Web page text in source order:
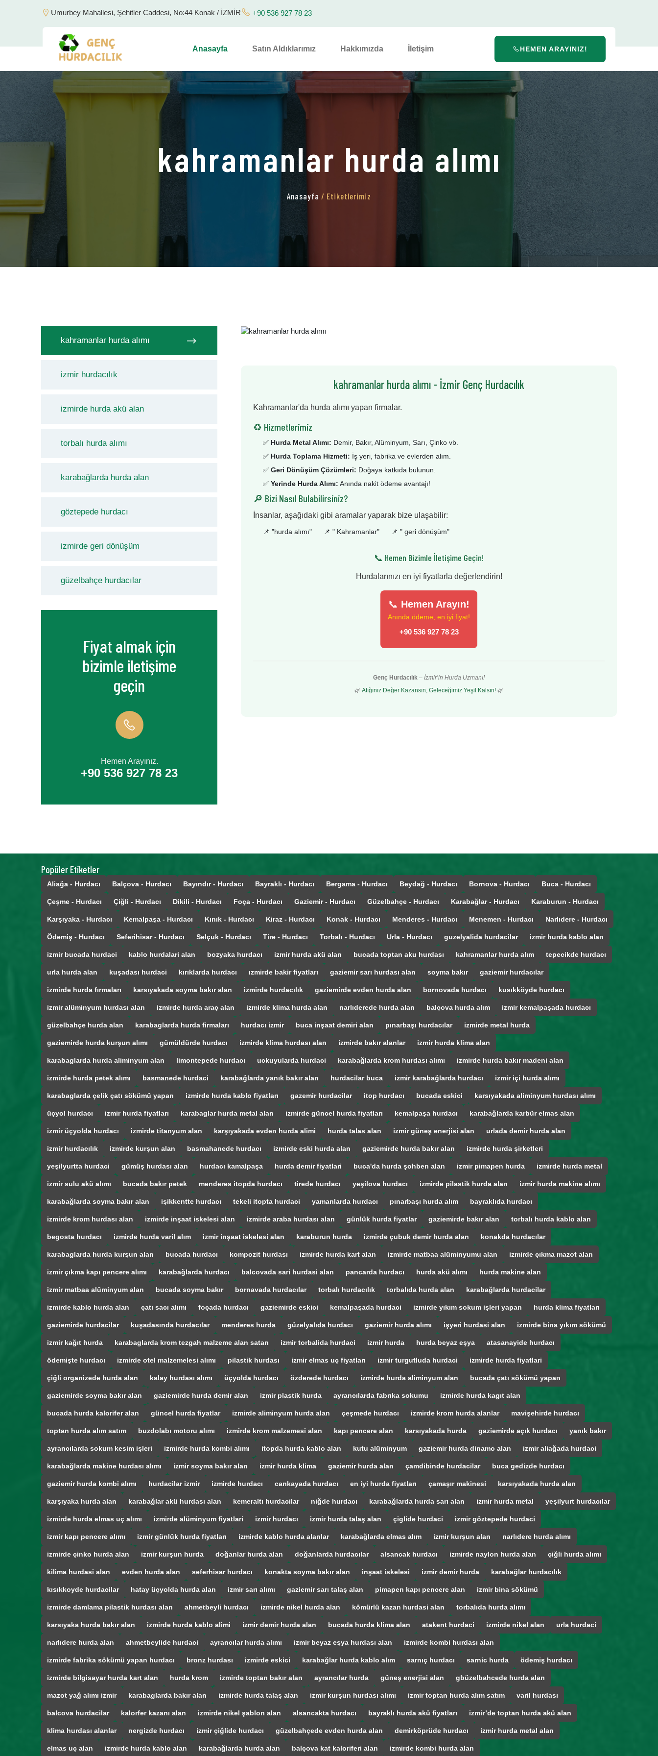
Umurbey Mahallesi, Şehitler Caddesi, No:44 Konak / İZMİR +90 536 927 78 23
Anasayfa Satın Aldıklarımız Hakkımızda İletişim HEMEN ARAYINIZ!
kahramanlar hurda alımı
Anasayfa / Etiketlerimiz
kahramanlar hurda alımı
izmir hurdacılık
izmirde hurda akü alan
torbalı hurda alımı
karabağlarda hurda alan
göztepede hurdacı
izmirde geri dönüşüm
güzelbahçe hurdacılar
Fiyat almak için
bizimle iletişime
geçin
Hemen Arayınız.
+90 536 927 78 23
kahramanlar hurda alımı - İzmir Genç Hurdacılık
Kahramanlar'da hurda alımı yapan firmalar.
♻️ Hizmetlerimiz
✅ Hurda Metal Alımı: Demir, Bakır, Alüminyum, Sarı, Çinko vb.
✅ Hurda Toplama Hizmeti: İş yeri, fabrika ve evlerden alım.
✅ Geri Dönüşüm Çözümleri: Doğaya katkıda bulunun.
✅ Yerinde Hurda Alımı: Anında nakit ödeme avantajı!
🔎 Bizi Nasıl Bulabilirsiniz?
İnsanlar, aşağıdaki gibi aramalar yaparak bize ulaşabilir:
📌 "hurda alımı" 📌 " Kahramanlar" 📌 " geri dönüşüm"
📞 Hemen Bizimle İletişime Geçin!
Hurdalarınızı en iyi fiyatlarla değerlendirin!
📞 Hemen Arayın!
Anında ödeme, en iyi fiyat!
+90 536 927 78 23
Genç Hurdacılık – İzmir’in Hurda Uzmanı!
🌿 Atığınız Değer Kazansın, Geleceğimiz Yeşil Kalsın! 🌿
Popüler Etiketler
Aliağa - Hurdacı Balçova - Hurdacı Bayındır - Hurdacı Bayraklı - Hurdacı Bergama - Hurdacı Beydağ - Hurdacı Bornova - Hurdacı Buca - Hurdacı
Çeşme - Hurdacı Çiğli - Hurdacı Dikili - Hurdacı Foça - Hurdacı Gaziemir - Hurdacı Güzelbahçe - Hurdacı Karabağlar - Hurdacı Karaburun - Hurdacı
Karşıyaka - Hurdacı Kemalpaşa - Hurdacı Kınık - Hurdacı Kiraz - Hurdacı Konak - Hurdacı Menderes - Hurdacı Menemen - Hurdacı Narlıdere - Hurdacı
Ödemiş - Hurdacı Seferihisar - Hurdacı Selçuk - Hurdacı Tire - Hurdacı Torbalı - Hurdacı Urla - Hurdacı guzelyalida hurdacilar izmir hurda kablo alan
izmir bucada hurdaci kablo hurdalari alan bozyaka hurdacı izmir hurda akü alan bucada toptan aku hurdası kahramanlar hurda alım tepecikde hurdacı
urla hurda alan kuşadası hurdaci kırıklarda hurdacı ızmirde bakir fiyatları gaziemir sarı hurdası alan soyma bakır gaziemir hurdacılar
izmirde hurda fırmaları karsıyakada soyma bakır alan izmirde hurdacılık gaziemirde evden hurda alan bornovada hurdacı kusıkköyde hurdacı
izmir alüminyum hurdası alan izmirde hurda araç alan izmirde klima hurda alan narlıderede hurda alan balçova hurda alım izmir kemalpaşada hurdacı
güzelbahçe hurda alan karabaglarda hurda firmaları hurdacı izmir buca inşaat demiri alan pınarbaşı hurdacılar izmirde metal hurda
gaziemirde hurda kurşun alımı gümüldürde hurdacı izmirde klima hurdası alan izmirde bakır alanlar izmir hurda klima alan
karabaglarda hurda aliminyum alan limontepede hurdacı uckuyularda hurdaci karabağlarda krom hurdası alımı izmirde hurda bakır madeni alan
izmirde hurda petek alımı basmanede hurdaci karabağlarda yanık bakır alan hurdacilar buca izmir karabağlarda hurdacı izmir içi hurda alımı
karabaglarda çelik çatı sökümü yapan izmirde hurda kablo fiyatları gazemir hurdacilar itop hurdacı bucada eskici karsıyakada aliminyum hurdası alımı
üçyol hurdacı izmir hurda fiyatları karabaglar hurda metal alan izmirde güncel hurda fiyatları kemalpaşa hurdacı karabağlarda karbür elmas alan
izmir üçyolda hurdacı izmirde titanyum alan karşıyakada evden hurda alimi hurda talas alan izmir güneş enerjisi alan urlada demir hurda alan
izmir hurdacılık izmirde kurşun alan basmahanede hurdacı izmirde eski hurda alan gaziemirde hurda bakır alan izmirde hurda şirketleri
yeşilyurtta hurdaci gümüş hurdası alan hurdacı kamalpaşa hurda demir fiyatlari buca'da hurda şohben alan izmir pimapen hurda izmirde hurda metal
izmir sulu akü alımı bucada bakır petek menderes itopda hurdacı tirede hurdacı yeşilova hurdacı izmirde pilastik hurda alan izmir hurda makine alımı
karabağlarda soyma bakır alan işikkentte hurdacı tekeli itopta hurdaci yamanlarda hurdacı pınarbaşı hurda alım bayraklıda hurdacı
izmirde krom hurdası alan izmirde inşaat iskelesi alan izmirde araba hurdası alan günlük hurda fiyatlar gaziemirde bakır alan torbalı hurda kablo alan
begosta hurdacı izmirde hurda varil alım izmir inşaat iskelesi alan karaburun hurda izmirde çubuk demir hurda alan konakda hurdacılar
karabaglarda hurda kurşun alan bucada hurdacı kompozit hurdası izmirde hurda kart alan izmirde matbaa alüminyumu alan izmirde çıkma mazot alan
izmir çıkma kapı pencere alımı karabağlarda hurdacı balcovada sari hurdasi alan pancarda hurdacı hurda akü alımı hurda makine alan
izmir matbaa alüminyum alan bucada soyma bakır bornavada hurdacılar torbalı hurdacılık torbalıda hurda alan karabağlarda hurdacilar
izmirde kablo hurda alan çatı sacı alımı foçada hurdacı gaziemirde eskici kemalpaşada hurdaci izmirde yıkım sokum işleri yapan hurda klima fiyatları
gaziemirde hurdacilar kuşadasında hurdacılar menderes hurda güzelyalıda hurdacı gaziemir hurda alımı işyeri hurdasi alan izmirde bina yıkım sökümü
izmir kağıt hurda karabaglarda krom tezgah malzeme alan satan izmir torbalida hurdaci izmir hurda hurda beyaz eşya atasanayide hurdacı
ödemişte hurdacı izmirde otel malzemelesi alımı pilastik hurdası izmir elmas uç fiyatları izmir turgutluda hurdaci izmirde hurda fiyatlari
çiğli organizede hurda alan kalay hurdası alımı üçyolda hurdacı özderede hurdacı izmirde hurda aliminyum alan bucada çatı sökümü yapan
gaziemirde soyma bakır alan gaziemirde hurda demir alan izmir plastik hurda ayrancılarda fabrıka sokumu izmirde hurda kagıt alan
bucada hurda kalorifer alan güncel hurda fiyatlar izmirde aliminyum hurda alan çeşmede hurdacı izmirde krom hurda alanlar mavişehirde hurdacı
toptan hurda alım satım buzdolabı motoru alımı izmirde krom malzemesi alan kapı pencere alan karsıyakada hurda gaziemirde açık hurdacı yanık bakır
ayrancılarda sokum kesim işleri izmirde hurda kombi alımı itopda hurda kablo alan kutu alüminyum gaziemir hurda dinamo alan izmir aliağada hurdaci
karabağlarda makine hurdası alımı izmir soyma bakır alan izmir hurda klima gaziemir hurda alan çamdibinde hurdacilar buca gedizde hurdacı
gaziemir hurda kombi alımı hurdacilar izmir izmirde hurdacı cankayada hurdacı en iyi hurda fiyatları çamaşır makinesi karsıyakada hurda alan
karşıyaka hurda alan karabağlar akü hurdası alan kemeraltı hurdacilar niğde hurdacı karabağlarda hurda sarı alan izmir hurda metal yeşilyurt hurdacılar
izmirde hurda elmas uç alımı izmirde alüminyum fiyatlari izmir hurdacı izmir hurda talaş alan çiglide hurdaci izmir göztepede hurdaci
izmir kapı pencere alımı izmir günlük hurda fiyatları izmirde kablo hurda alanlar karabağlarda elmas alım izmir kurşun alan narlıdere hurda alımı
izmirde çinko hurda alan izmir kurşun hurda doğanlar hurda alan doğanlarda hurdacılar alsancak hurdacı izmirde naylon hurda alan çiğli hurda alımı
kilima hurdasi alan evden hurda alan seferhisar hurdacı konakta soyma bakır alan inşaat iskelesi izmir demir hurda karabağlar hurdacılık
kısıkkoyde hurdacilar hatay üçyolda hurda alan izmir sarı alımı gaziemir sarı talaş alan pimapen kapı pencere alan izmir bina sökümü
izmirde damlama pilastik hurdası alan ahmetbeyli hurdacı izmirde nikel hurda alan kömürlü kazan hurdasi alan torbalıda hurda alımı
karsıyaka hurda bakır alan izmirde hurda kablo alimi izmir demir hurda alan bucada hurda klima alan atakent hurdaci izmirde nikel alan urla hurdaci
narlıdere hurda alan ahmetbeylide hurdaci ayrancılar hurda alımı izmir beyaz eşya hurdası alan izmirde kombi hurdası alan
izmirde fabrika sökümü yapan hurdacı bronz hurdası izmirde eskici karabağlar hurda kablo alım sarnıç hurdacı sarnic hurda ödemiş hurdacı
izmirde bilgisayar hurda kart alan hurda krom izmirde toptan bakır alan ayrancılar hurda güneş enerjisi alan gbüzelbahcede hurda alan
mazot yağ alımı izmir karabaglarda bakır alan izmirde hurda talaş alan izmir kurşun hurdası alımı izmir toptan hurda alım satım varil hurdası
balcova hurdacilar kalorfer kazanı alan izmirde nikel şablon alan alsancakta hurdacı bayraklı hurda akü fiyatları izmir’de toptan hurda akü alan
klima hurdası alanlar nergizde hurdacı izmir çiğlide hurdacı güzelbahçede evden hurda alan demirköprüde hurdacı izmir hurda metal alan
elmas uç alan izmirde hurda kablo alan karabağlarda hurda alan balçova kat kaloriferi alan izmirde kombi hurda alan